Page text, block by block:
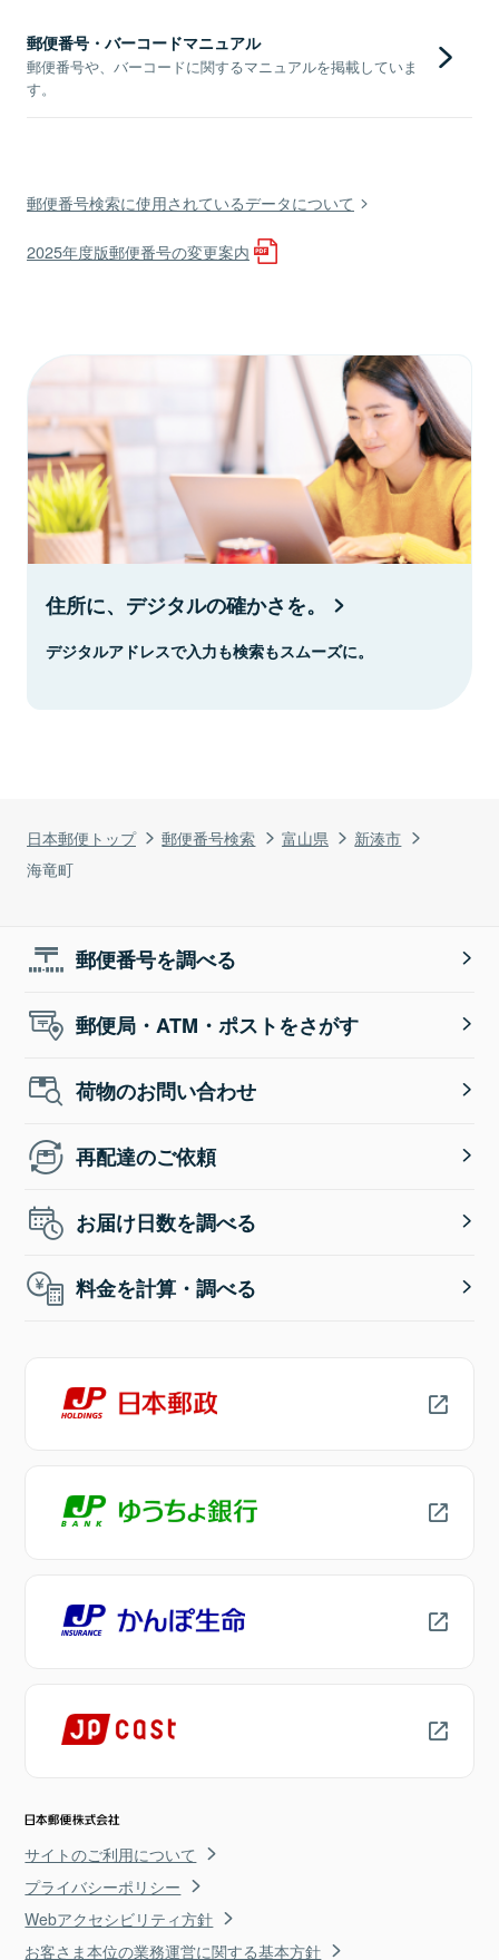
日本郵便トップ 郵便番号検索 富山県
新湊市
海竜町
郵便番号・バーコードマニュアル
郵便番号や、バーコードに関するマニュアルを掲載していま
す。
郵便番号検索に使用されているデータについて
2025年度版郵便番号の変更案内
住所に、デジタルの確かさを。
デジタルアドレスで入力も検索もスムーズに。
郵便番号を調べる
郵便局・ATM・ポストをさがす
荷物のお問い合わせ
再配達のご依頼
お届け日数を調べる
料金を計算・調べる
サイトのご利用について
プライバシーポリシー
Webアクセシビリティ方針
お客さま本位の業務運営に関する基本方針